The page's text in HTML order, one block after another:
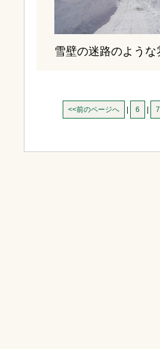
雪壁の迷路のよう
<<前のページへ 6 7